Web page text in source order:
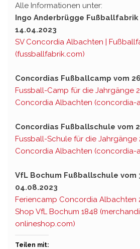
Alle Informationen unter:
Ingo Anderbrügge Fußballfabrik
14.04.2023
SV Concordia Albachten |
(fussballfabrik.com)
Concordias Fußballcamp vom
Fussball-Camp für die Jahrgänge
Concordia Albachten (concordia-
Concordias Fußballschule vom
Fussball-Schule für die Jahrgänge
Concordia Albachten (concordia-
VfL Bochum Fußballschule vom
04.08.2023
Feriencamp Concordia Albachten
Shop VfL Bochum 1848
onlineshop.com)
Teilen mit: